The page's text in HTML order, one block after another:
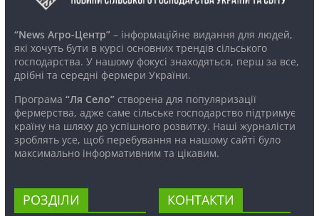
“News Агро-Центр”– інформаційне видання для людей,
які хочуть бути в курсі основних трендів сільського
господарства. У нашому фокусі знаходяться, перш за все,
дрібні та середні фермери України.
Програма “Ля Село”створена для популяризації
фермерства, адже саме сільське господарство підтримує
країну на шляху до успішного розвитку. Наші журналісти
зроблять усе, щоб перебування на нашому сайті було
максимально інформативним та цікавим.
РОЗДІЛИ КОНТАКТИ